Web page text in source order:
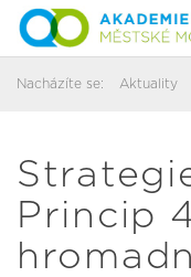
Nacházíte se: Aktuality
Princip